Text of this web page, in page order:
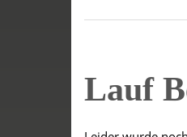
Lauf